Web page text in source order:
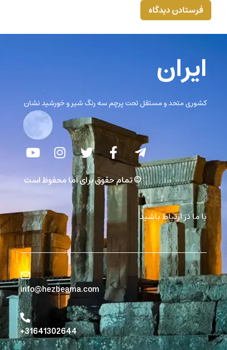
ایران
کشوری متحد و مستقل تحت پرچم سه رنگ شیر و خورشید نشان
© تمام حقوق برای آما محفوظ است
با ما در ارتباط باشید
info@hezbeama.com
31641302644+